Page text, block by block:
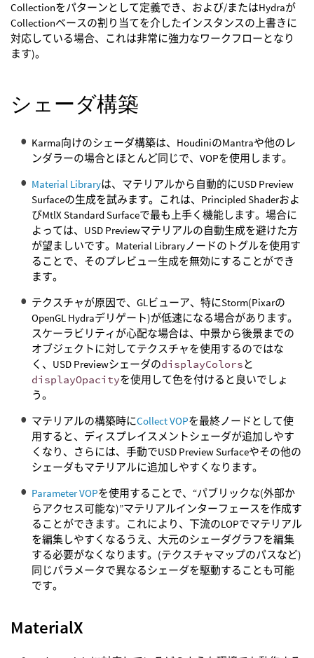
Collectionをパターンとして定義でき、および/またはHydraが
Collectionベースの割り当てを介したインスタンスの上書きに
対応している場合、これは非常に強力なワークフローとなり
ます)。
シェーダ構築
Karma向けのシェーダ構築は、HoudiniのMantraや他のレ
ンダラーの場合とほとんど同じで、VOPを使用します。
Material Libraryは、マテリアルから自動的にUSD Preview
Surfaceの生成を試みます。これは、Principled Shaderおよ
びMtlX Standard Surfaceで最も上手く機能します。場合に
よっては、USD Previewマテリアルの自動生成を避けた方
が望ましいです。Material Libraryノードのトグルを使用す
ることで、そのプレビュー生成を無効にすることができ
ます。
テクスチャが原因で、GLビューア、特にStorm(Pixarの
OpenGL Hydraデリゲート)が低速になる場合があります。
スケーラビリティが心配な場合は、中景から後景までの
オブジェクトに対してテクスチャを使用するのではな
く、USD PreviewシェーダのdisplayColorsと
displayOpacityを使用して色を付けると良いでしょ
う。
マテリアルの構築時にCollect VOPを最終ノードとして使
用すると、ディスプレイスメントシェーダが追加しやす
くなり、さらには、手動でUSD Preview Surfaceやその他の
シェーダもマテリアルに追加しやすくなります。
Parameter VOPを使用することで、“パブリックな(外部か
らアクセス可能な)”マテリアルインターフェースを作成す
ることができます。これにより、下流のLOPでマテリアル
を編集しやすくなるうえ、大元のシェーダグラフを編集
する必要がなくなります。(テクスチャマップのパスなど)
同じパラメータで異なるシェーダを駆動することも可能
です。
MaterialX